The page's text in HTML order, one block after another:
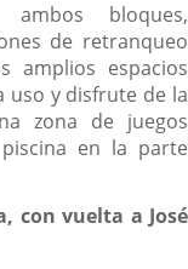
bloques,
de retranqueo
amplios espacios
uso y disfrute de la
zona de juegos
en la parte
con vuelta a José